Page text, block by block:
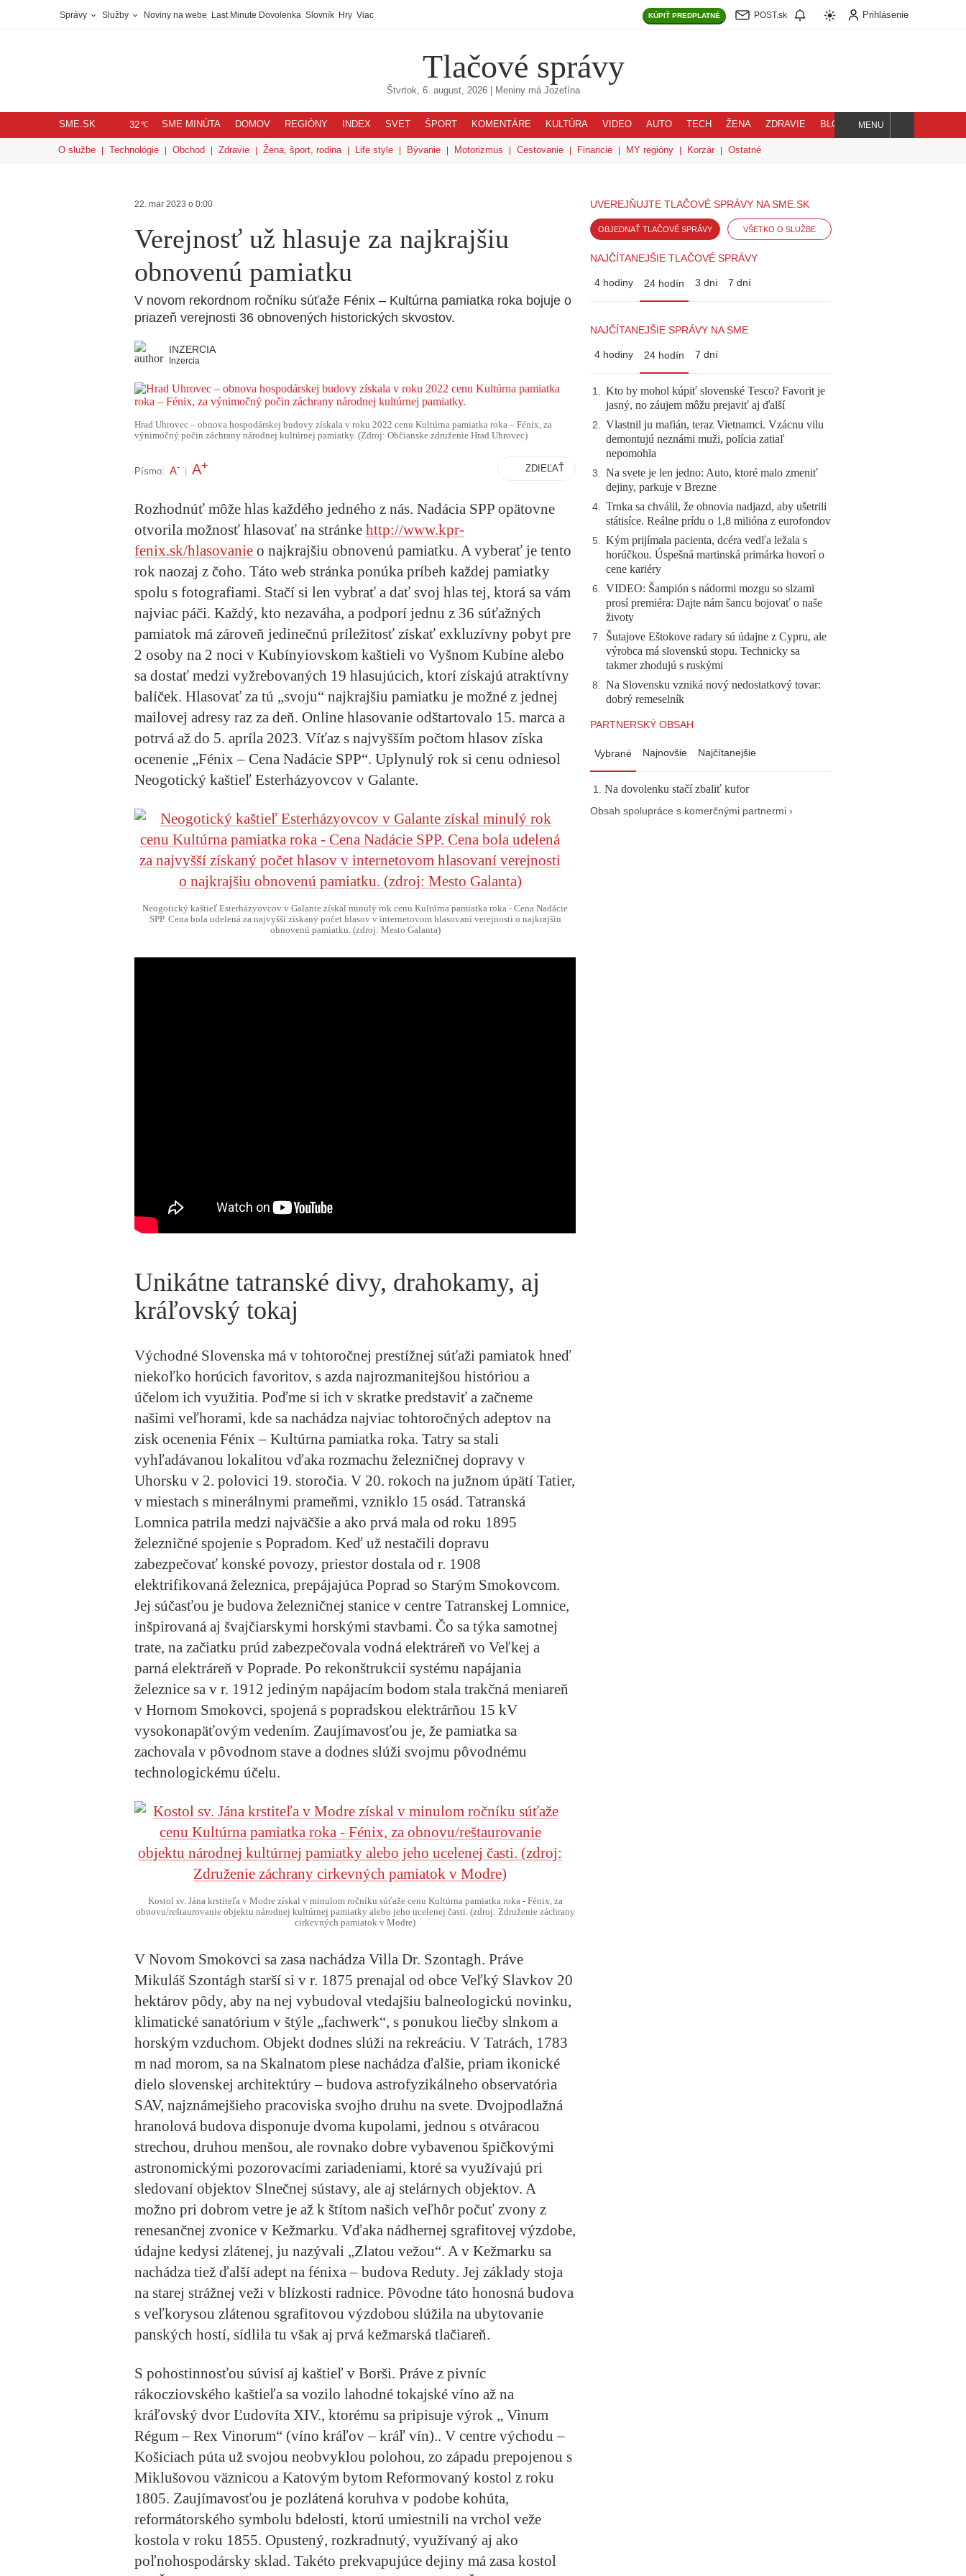
Správy Služby Noviny na webe Last Minute Dovolenka Slovník Hry Viac KÚPIŤ PREDPLATNÉ POST.sk Prihlásenie
Tlačové správy
Štvrtok, 6. august, 2026| Meniny má Jozefína
SME.SK 32℃ SME MINÚTA DOMOV REGIÓNY INDEX SVET ŠPORT KOMENTÁRE KULTÚRA VIDEO AUTO TECH ŽENA ZDRAVIE BLOG
Hľadaj
MENU
O službe Technológie Obchod Zdravie Žena, šport, rodina Life style Bývanie Motorizmus Cestovanie Financie MY regióny Korzár Ostatné
22. mar 2023 o 0:00
Verejnosť už hlasuje za najkrajšiu
obnovenú pamiatku
V novom rekordnom ročníku súťaže Fénix – Kultúrna pamiatka roka bojuje o
priazeň verejnosti 36 obnovených historických skvostov.
INZERCIA
Inzercia
Hrad Uhrovec – obnova hospodárskej budovy získala v roku 2022 cenu Kultúrna pamiatka roka – Fénix, za
výnimočný počin záchrany národnej kultúrnej pamiatky. (Zdroj: Občianske združenie Hrad Uhrovec)
Písmo: A- A+ ZDIEĽAŤ
Rozhodnúť môže hlas každého jedného z nás. Nadácia SPP opätovne
otvorila možnosť hlasovať na stránke http://www.kpr-
fenix.sk/hlasovanie o najkrajšiu obnovenú pamiatku. A vyberať je tento
rok naozaj z čoho. Táto web stránka ponúka príbeh každej pamiatky
spolu s fotografiami. Stačí si len vybrať a dať svoj hlas tej, ktorá sa vám
najviac páči. Každý, kto nezaváha, a podporí jednu z 36 súťažných
pamiatok má zároveň jedinečnú príležitosť získať exkluzívny pobyt pre
2 osoby na 2 noci v Kubínyiovskom kaštieli vo Vyšnom Kubíne alebo
sa dostať medzi vyžrebovaných 19 hlasujúcich, ktorí získajú atraktívny
balíček. Hlasovať za tú „svoju“ najkrajšiu pamiatku je možné z jednej
mailovej adresy raz za deň. Online hlasovanie odštartovalo 15. marca a
potrvá až do 5. apríla 2023. Víťaz s najvyšším počtom hlasov získa
ocenenie „Fénix – Cena Nadácie SPP“. Uplynulý rok si cenu odniesol
Neogotický kaštieľ Esterházyovcov v Galante.
Neogotický kaštieľ Esterházyovcov v Galante získal minulý rok cenu Kultúrna pamiatka roka - Cena Nadácie
SPP. Cena bola udelená za najvyšší získaný počet hlasov v internetovom hlasovaní verejnosti o najkrajšiu
obnovenú pamiatku. (zdroj: Mesto Galanta)
Unikátne tatranské divy, drahokamy, aj
kráľovský tokaj
Východné Slovenska má v tohtoročnej prestížnej súťaži pamiatok hneď
niekoľko horúcich favoritov, s azda najrozmanitejšou históriou a
účelom ich využitia. Poďme si ich v skratke predstaviť a začneme
našimi veľhorami, kde sa nachádza najviac tohtoročných adeptov na
zisk ocenenia Fénix – Kultúrna pamiatka roka. Tatry sa stali
vyhľadávanou lokalitou vďaka rozmachu železničnej dopravy v
Uhorsku v 2. polovici 19. storočia. V 20. rokoch na južnom úpätí Tatier,
v miestach s minerálnymi prameňmi, vzniklo 15 osád. Tatranská
Lomnica patrila medzi najväčšie a ako prvá mala od roku 1895
železničné spojenie s Popradom. Keď už nestačili dopravu
zabezpečovať konské povozy, priestor dostala od r. 1908
elektrifikovaná železnica, prepájajúca Poprad so Starým Smokovcom.
Jej súčasťou je budova železničnej stanice v centre Tatranskej Lomnice,
inšpirovaná aj švajčiarskymi horskými stavbami. Čo sa týka samotnej
trate, na začiatku prúd zabezpečovala vodná elektráreň vo Veľkej a
parná elektráreň v Poprade. Po rekonštrukcii systému napájania
železnice sa v r. 1912 jediným napájacím bodom stala trakčná meniareň
v Hornom Smokovci, spojená s popradskou elektrárňou 15 kV
vysokonapäťovým vedením. Zaujímavosťou je, že pamiatka sa
zachovala v pôvodnom stave a dodnes slúži svojmu pôvodnému
technologickému účelu.
Kostol sv. Jána krstiteľa v Modre získal v minulom ročníku súťaže cenu Kultúrna pamiatka roka - Fénix, za
obnovu/reštaurovanie objektu národnej kultúrnej pamiatky alebo jeho ucelenej časti. (zdroj: Združenie záchrany
cirkevných pamiatok v Modre)
V Novom Smokovci sa zasa nachádza Villa Dr. Szontagh. Práve
Mikuláš Szontágh starší si v r. 1875 prenajal od obce Veľký Slavkov 20
hektárov pôdy, aby na nej vybudoval vtedajšiu balneologickú novinku,
klimatické sanatórium v štýle „fachwerk“, s ponukou liečby slnkom a
horským vzduchom. Objekt dodnes slúži na rekreáciu. V Tatrách, 1783
m nad morom, sa na Skalnatom plese nachádza ďalšie, priam ikonické
dielo slovenskej architektúry – budova astrofyzikálneho observatória
SAV, najznámejšieho pracoviska svojho druhu na svete. Dvojpodlažná
hranolová budova disponuje dvoma kupolami, jednou s otváracou
strechou, druhou menšou, ale rovnako dobre vybavenou špičkovými
astronomickými pozorovacími zariadeniami, ktoré sa využívajú pri
sledovaní objektov Slnečnej sústavy, ale aj stelárnych objektov. A
možno pri dobrom vetre je až k štítom našich veľhôr počuť zvony z
renesančnej zvonice v Kežmarku. Vďaka nádhernej sgrafitovej výzdobe,
údajne kedysi zlátenej, ju nazývali „Zlatou vežou“. A v Kežmarku sa
nachádza tiež ďalší adept na fénixa – budova Reduty. Jej základy stoja
na starej strážnej veži v blízkosti radnice. Pôvodne táto honosná budova
s veľkorysou zlátenou sgrafitovou výzdobou slúžila na ubytovanie
panských hostí, sídlila tu však aj prvá kežmarská tlačiareň.
S pohostinnosťou súvisí aj kaštieľ v Borši. Práve z pivníc
rákocziovského kaštieľa sa vozilo lahodné tokajské víno až na
kráľovský dvor Ľudovíta XIV., ktorému sa pripisuje výrok „ Vinum
Régum – Rex Vinorum“ (víno kráľov – kráľ vín).. V centre východu –
Košiciach púta už svojou neobvyklou polohou, zo západu prepojenou s
Miklušovou väznicou a Katovým bytom Reformovaný kostol z roku
1805. Zaujímavosťou je pozlátená koruhva v podobe kohúta,
reformátorského symbolu bdelosti, ktorú umiestnili na vrchol veže
kostola v roku 1855. Opustený, rozkradnutý, využívaný aj ako
poľnohospodársky sklad. Takéto prekvapujúce dejiny má zasa kostol
UVEREJŇUJTE TLAČOVÉ SPRÁVY NA SME.SK
OBJEDNAŤ TLAČOVÉ SPRÁVY VŠETKO O SLUŽBE
NAJČÍTANEJŠIE TLAČOVÉ SPRÁVY
4 hodiny 24 hodín 3 dni 7 dní
NAJČÍTANEJŠIE SPRÁVY NA SME
4 hodiny 24 hodín 7 dní
1. Kto by mohol kúpiť slovenské Tesco? Favorit je
jasný, no záujem môžu prejaviť aj ďalší
2. Vlastnil ju mafián, teraz Vietnamci. Vzácnu vilu
demontujú neznámi muži, polícia zatiaľ
nepomohla
3. Na svete je len jedno: Auto, ktoré malo zmeniť
dejiny, parkuje v Brezne
4. Trnka sa chválil, že obnovia nadjazd, aby ušetrili
státisíce. Reálne prídu o 1,8 milióna z eurofondov
5. Kým prijímala pacienta, dcéra vedľa ležala s
horúčkou. Úspešná martinská primárka hovorí o
cene kariéry
6. VIDEO: Šampión s nádormi mozgu so slzami
prosí premiéra: Dajte nám šancu bojovať o naše
životy
7. Šutajove Eštokove radary sú údajne z Cypru, ale
výrobca má slovenskú stopu. Technicky sa
takmer zhodujú s ruskými
8. Na Slovensku vzniká nový nedostatkový tovar:
dobrý remeselník
PARTNERSKÝ OBSAH
Vybrané Najnovšie Najčítanejšie
Na dovolenku stačí zbaliť kufor
Obsah spolupráce s komerčnými partnermi ›